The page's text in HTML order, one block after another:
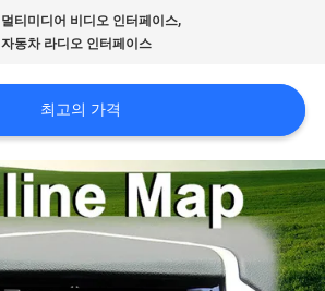
멀티미디어 비디오 인터페이스,
자동차 라디오 인터페이스
최고의 가격